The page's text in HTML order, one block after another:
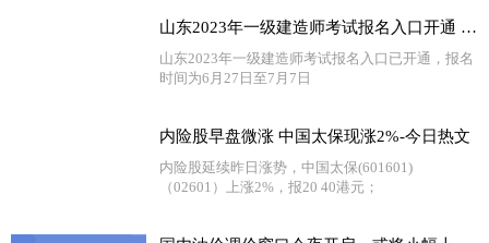
山东2023年一级建造师考试报名入口开通 世界热消息
山东2023年一级建造师考试报名入口已开通，报名
时间为6月27日至7月7日
内险股早盘微涨 中国太保现涨2%-今日热文
内险股延续昨日涨势，中国太保(601601)
（02601）上涨2%，报20 40港元；